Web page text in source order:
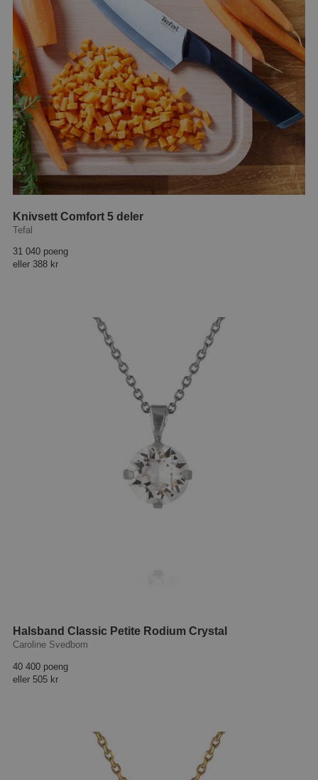
Knivsett Comfort 5 deler
Tefal
31 040 poeng
eller 388 kr
Halsband Classic Petite Rodium Crystal
Caroline Svedbom
40 400 poeng
eller 505 kr